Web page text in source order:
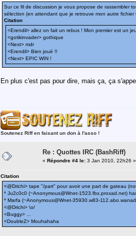
Sur ce fil de discussion je vous propose de rassembler
sélection (en attendant que je retrouve mon autre fichier
Citation
<Erendil> allez on fait un rebus ! Mon premier est un
<gotikinvader> gothique
<Next> mdr
<Erendil> Bien joué !!
<Next> EPIC WIN !
En plus c'est pas pour dire, mais ça, ça
Soutenez Riff en faisant un don à l'asso !
Re : Quottes IRC (BashRiff)
« Répondre #4 le: 3 Jan 2010, 22h26 »
Citation
<@Drichi> tape "/part" pour avoir une part de gateau
* Ju2c0c0 (~Anonymous@Wnet-1523.fbx.proxad.net)
* Marfa (~Anonymous@Wnet-35930.w83-
<@Drichi> \o/
<Buggy> ...
<DoubleZ> Mouhahaha